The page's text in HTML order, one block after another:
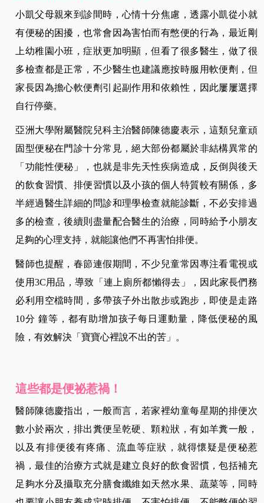
小凱父母親來到診間時，心情十分焦慮，透露小凱從小就
有便秘的困擾，也常會因為害怕而有憋便的行為，最近剛
上幼稚園小班，症狀更加明顯，但看了很多醫生，做了很
多檢查都是正常，不少醫生也建議應按時服用軟便劑，但
家長因為擔心軟便劑引起副作用和依賴性，因此屢屢選擇
自行停藥。
亞洲大學附屬醫院兒科主治醫師陳德慶表示，這類兒童頑
固型便秘在門診十分常見，絕大部份都屬於非結構異常的
「功能性便秘」，也就是非先天性疾病造成，反倒與後天
的飲食習慣、排便習慣以及小孩的個人特質較有關係，多
半經過醫生詳細的問診和理學檢查就能診斷，不必安排過
多的檢查，後續則盡量配合醫生的治療，同時給予小朋友
足夠的心理支持，就能讓他們不再害怕排便。
醫師也提醒，春節連假期間，不少兒童常因專注看電視或
使用3C用品，導致「連上廁所都懶得去」，因此家長們務
必利用空檔時間，多帶孩子外出散步或跑步，即使是走路
10分 鐘等，都有助增加孩子每日運動量，降低便秘的風
險，有效解決「寶寶心裡說不出的苦」。
這些都是便祕惹禍！
醫師陳德慶指出，一般而言，若家裡幼童每星期的排便次
數小於兩次，排出糞便呈乾硬、顆粒狀，有如羊糞一般，
以及有排便後有疼痛、流血等症狀，就得懷疑是便秘惹
禍，最佳的治療方式就是建立良好的飲食習慣，包括補充
足夠水分及攝取充分膳食纖維如天然水果、蔬菜等，同時